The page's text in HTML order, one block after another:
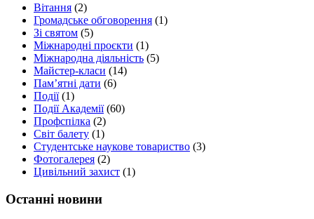
Вітання (2)
Громадське обговорення (1)
Зі святом (5)
Міжнародні проєкти (1)
Міжнародна діяльність (5)
Майстер-класи (14)
Пам’ятні дати (6)
Події(1)
Події Академії(60)
Профспілка (2)
Світ балету (1)
Студентське наукове товариство (3)
Фотогалерея (2)
Цивільний захист (1)
Останні новини